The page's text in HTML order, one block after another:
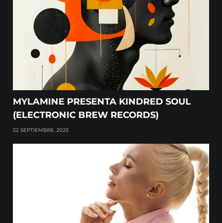
MYLAMINE PRESENTA KINDRED SOUL
(ELECTRONIC BREW RECORDS)
22 SEPTIEMBRE, 2025